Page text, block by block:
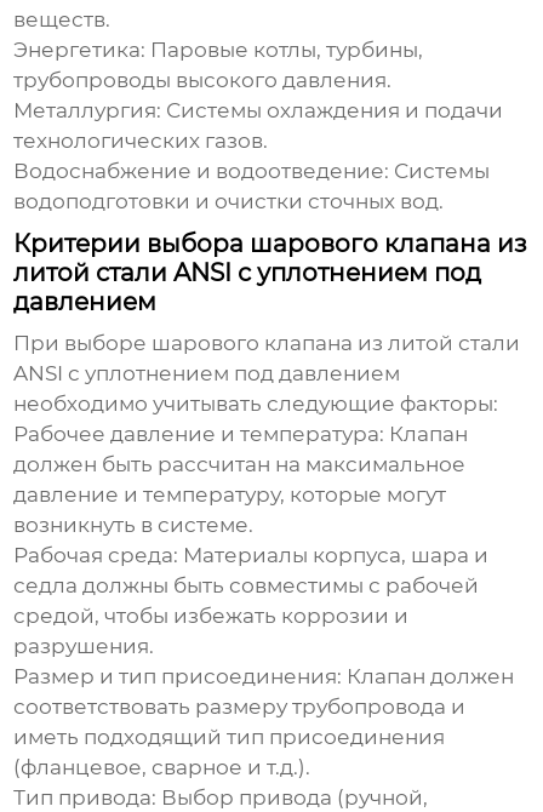
веществ.
Энергетика: Паровые котлы, турбины,
трубопроводы высокого давления.
Металлургия: Системы охлаждения и подачи
технологических газов.
Водоснабжение и водоотведение: Системы
водоподготовки и очистки сточных вод.
Критерии выбора шарового клапана из
литой стали ANSI с уплотнением под
давлением
При выборе шарового клапана из литой стали
ANSI с уплотнением под давлением
необходимо учитывать следующие факторы:
Рабочее давление и температура: Клапан
должен быть рассчитан на максимальное
давление и температуру, которые могут
возникнуть в системе.
Рабочая среда: Материалы корпуса, шара и
седла должны быть совместимы с рабочей
средой, чтобы избежать коррозии и
разрушения.
Размер и тип присоединения: Клапан должен
соответствовать размеру трубопровода и
иметь подходящий тип присоединения
(фланцевое, сварное и т.д.).
Тип привода: Выбор привода (ручной,